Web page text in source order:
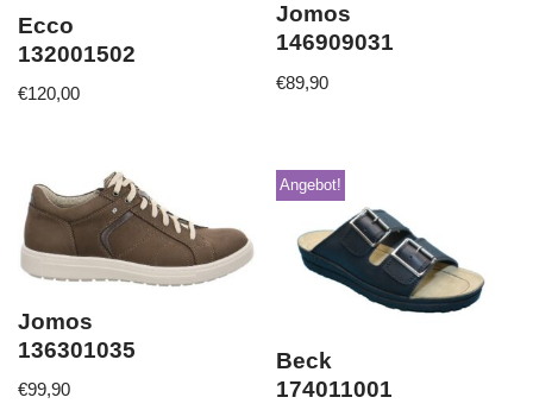
Ecco
132001502
€120,00
Jomos
146909031
€89,90
Jomos
136301035
€99,90
Angebot!
Beck
174011001